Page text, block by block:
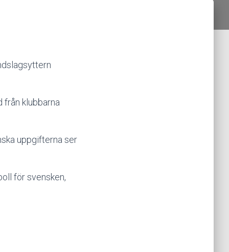
från klubbarna
uppgifterna ser
för svensken,